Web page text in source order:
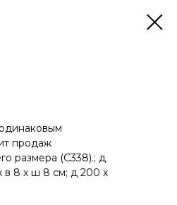
продаж
размера (C338).; д
в 8 x ш 8 см; д 200 x